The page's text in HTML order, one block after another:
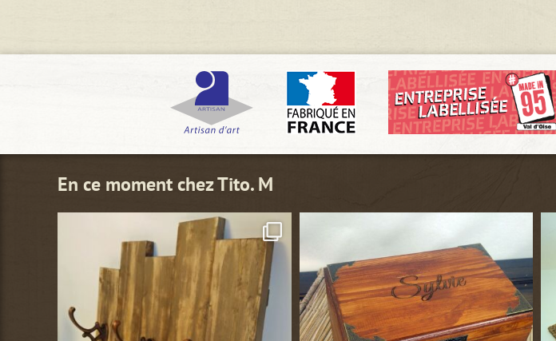
En ce moment chez Tito. M